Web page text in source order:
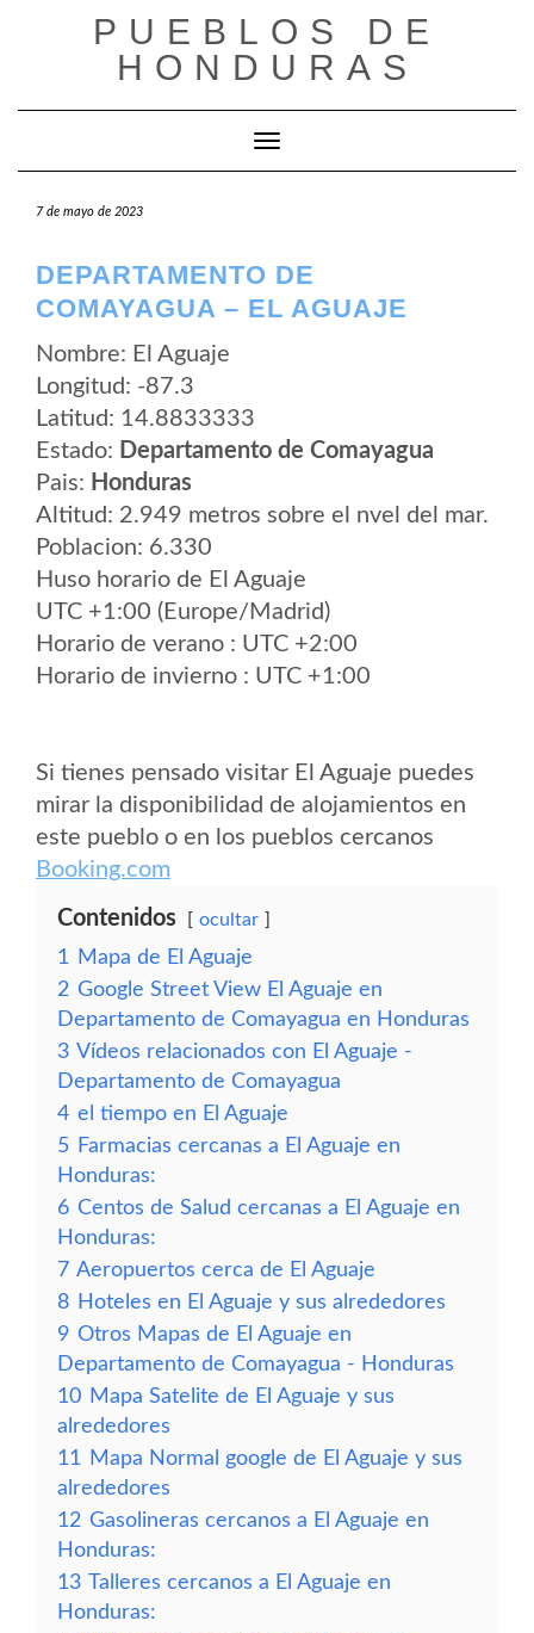
PUEBLOS DE
HONDURAS
Cambiar modo de navegación
7 de mayo de 2023
DEPARTAMENTO DE
COMAYAGUA – EL AGUAJE
Nombre: El Aguaje
Longitud: -87.3
Latitud: 14.8833333
Estado: Departamento de Comayagua
Pais: Honduras
Altitud: 2.949 metros sobre el nvel del mar.
Poblacion: 6.330
Huso horario de El Aguaje
UTC +1:00 (Europe/Madrid)
Horario de verano : UTC +2:00
Horario de invierno : UTC +1:00
Si tienes pensado visitar El Aguaje puedes
mirar la disponibilidad de alojamientos en
este pueblo o en los pueblos cercanos
Booking.com
Contenidos ocultar
1
Mapa de El Aguaje
2 Google Street View El Aguaje en
Departamento de Comayagua en Honduras
3 Vídeos relacionados con El Aguaje -
Departamento de Comayagua
4 el tiempo en El Aguaje
5 Farmacias cercanas a El Aguaje en
Honduras:
6 Centos de Salud cercanas a El Aguaje en
Honduras:
7 Aeropuertos cerca de El Aguaje
8 Hoteles en El Aguaje y sus alrededores
9 Otros Mapas de El Aguaje en
Departamento de Comayagua - Honduras
10 Mapa Satelite de El Aguaje y sus
alrededores
11
Mapa Normal google de El Aguaje y sus
alrededores
12 Gasolineras cercanos a El Aguaje en
Honduras:
13 Talleres cercanos a El Aguaje en
Honduras: